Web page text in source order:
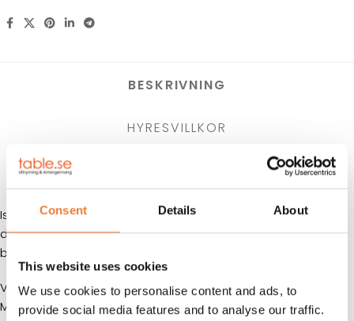
Consent Details About
This website uses cookies
We use cookies to personalise content and ads, to
provide social media features and to analyse our traffic.
BESKRIVNING
HYRESVILLKOR
Isolerad kantin i plast för servering av varma eller kalla
drycker. Färgen kan variera och levereras inte alltid som på
bilden.
VOLYM: 20 liter
MÅTT: H 68 cm B 30 cm D 42,5 cm